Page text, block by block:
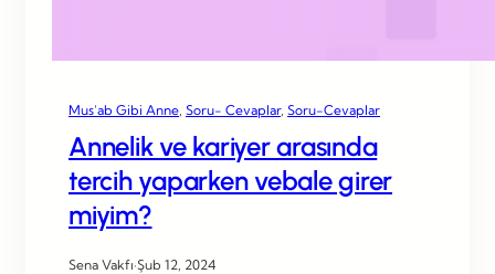
Mus’ab Gibi Anne Soru- Cevaplar, Soru-Cevaplar
Annelik ve kariyer arasında
tercih yaparken vebale girer
miyim?
Sena Vakfı·Şub 12, 2024